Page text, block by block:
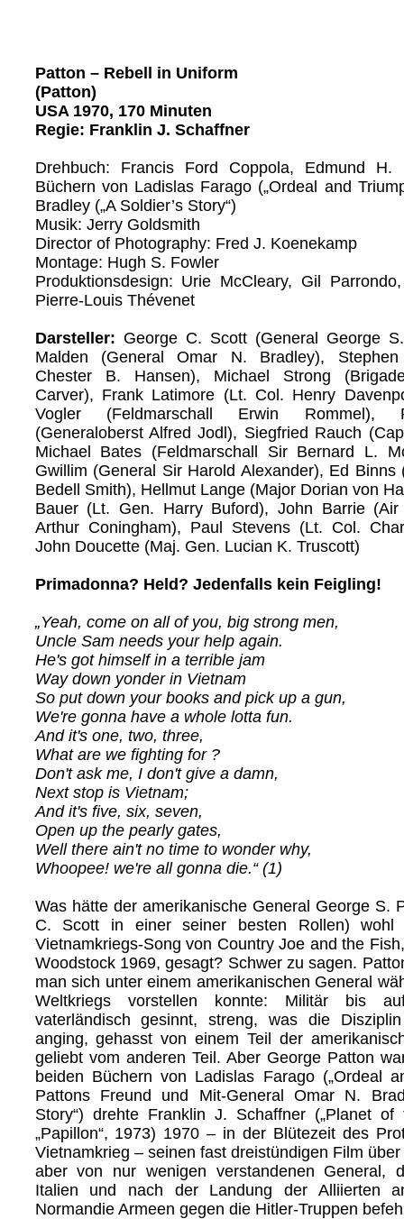
Patton – Rebell in Uniform
(Patton)
USA 1970, 170 Minuten
Regie: Franklin J. Schaffner
Drehbuch: Francis Ford Coppola, Edmund H.
Büchern von Ladislas Farago („Ordeal and
Bradley („A Soldier’s Story“)
Musik: Jerry Goldsmith
Director of Photography: Fred J. Koenekamp
Montage: Hugh S. Fowler
Produktionsdesign: Urie McCleary, Gil
Pierre-Louis Thévenet
Darsteller: George C. Scott (General George
Malden (General Omar N. Bradley),
Chester B. Hansen), Michael Strong
Carver), Frank Latimore (Lt. Col. Henry
Vogler (Feldmarschall Erwin Rommel),
(Generaloberst Alfred Jodl), Siegfried Rauch
Michael Bates (Feldmarschall Sir Bernard L.
Gwillim (General Sir Harold Alexander), Ed Binns
Bedell Smith), Hellmut Lange (Major Dorian von
Bauer (Lt. Gen. Harry Buford), John Barrie (Air
Arthur Coningham), Paul Stevens (Lt. Col.
John Doucette (Maj. Gen. Lucian K. Truscott)
Primadonna? Held? Jedenfalls kein Feigling!
„Yeah, come on all of you, big strong men,
Uncle Sam needs your help again.
He's got himself in a terrible jam
Way down yonder in Vietnam
So put down your books and pick up a gun,
We're gonna have a whole lotta fun.
And it's one, two, three,
What are we fighting for ?
Don't ask me, I don't give a damn,
Next stop is Vietnam;
And it's five, six, seven,
Open up the pearly gates,
Well there ain't no time to wonder why,
Whoopee! we're all gonna die.“ (1)
Was hätte der amerikanische General George S.
C. Scott in einer seiner besten Rollen) wohl
Vietnamkriegs-Song von Country Joe and the
Woodstock 1969, gesagt? Schwer zu sagen.
man sich unter einem amerikanischen General
Weltkriegs vorstellen konnte: Militär bis
vaterländisch gesinnt, streng, was die
anging, gehasst von einem Teil der
geliebt vom anderen Teil. Aber George Patton
beiden Büchern von Ladislas Farago („Ordeal
Pattons Freund und Mit-General Omar N.
Story“) drehte Franklin J. Schaffner („Planet of
„Papillon“, 1973) 1970 – in der Blütezeit des
Vietnamkrieg – seinen fast dreistündigen Film
aber von nur wenigen verstandenen General,
Italien und nach der Landung der Alliierten
Normandie Armeen gegen die Hitler-Truppen